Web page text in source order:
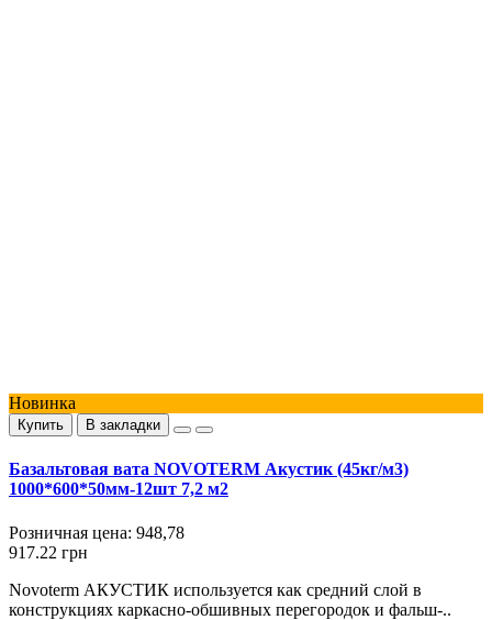
Новинка
Купить В закладки
Базальтовая вата NOVOTERM Акустик (45кг/м3)
1000*600*50мм-12шт 7,2 м2
Розничная цена: 948,78
917.22 грн
Novoterm АКУСТИК используется как средний слой в
конструкциях каркасно-обшивных перегородок и фальш-..